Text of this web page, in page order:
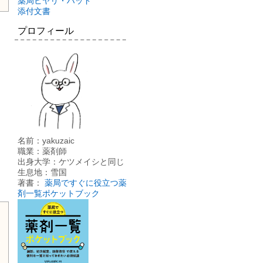
添付文書
プロフィール
名前：yakuzaic
職業：薬剤師
出身大学：ケツメイシと同じ
生息地：雪国
著書： 薬局ですぐに役立つ薬
剤一覧ポケットブック